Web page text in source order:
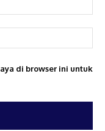
di browser ini untuk